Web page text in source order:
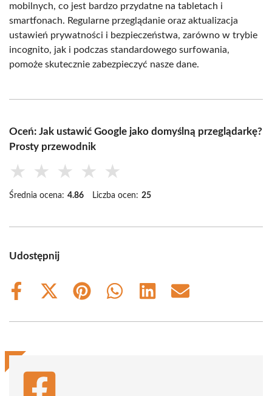
mobilnych, co jest bardzo przydatne na tabletach i
smartfonach. Regularne przeglądanie oraz aktualizacja
ustawień prywatności i bezpieczeństwa, zarówno w trybie
incognito, jak i podczas standardowego surfowania,
pomoże skutecznie zabezpieczyć nasze dane.
Oceń: Jak ustawić Google jako domyślną przeglądarkę?
Prosty przewodnik
★ ★ ★ ★ ★
Średnia ocena: 4.86 Liczba ocen: 25
Udostępnij
Share
Share
(Twitter)
Share
Share
Share
Share